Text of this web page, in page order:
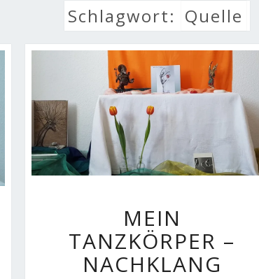
Schlagwort: Quelle
TANZKÖRPER
–
NACHKLANG
MEIN
TANZKÖRPER –
NACHKLANG